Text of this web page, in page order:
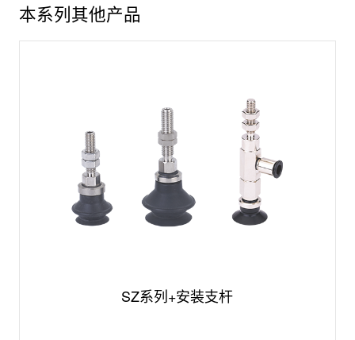
本系列其他产品
SZ系列+安装支杆